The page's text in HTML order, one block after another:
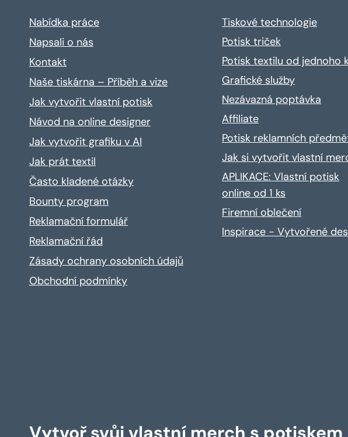
Nabídka práce
Napsali o nás
Kontakt
Naše tiskárna – Příběh a vize
Jak vytvořit vlastní potisk
Návod na online designer
Jak vytvořit grafiku v AI
Jak prát textil
Často kladené otázky
Bounty program
Reklamační formulář
Reklamační řád
Zásady ochrany osobních údajů
Obchodní podmínky
Tiskové technologie
Potisk triček
Potisk textilu od jednoho
Grafické služby
Nezávazná poptávka
Affiliate
Potisk reklamních
Jak si vytvořit vlastní
APLIKACE: Vlastní potisk
online od 1 ks
Firemní oblečení
Inspirace - Vytvořené